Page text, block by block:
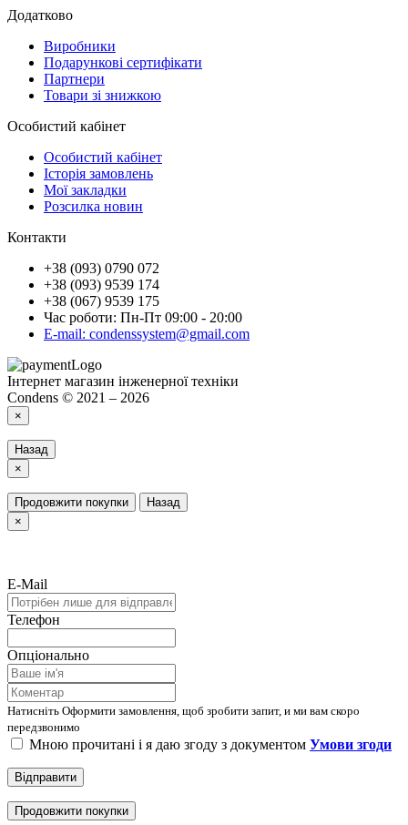
Додатково
Виробники
Подарункові сертифікати
Партнери
Товари зі знижкою
Особистий кабінет
Особистий кабінет
Історія замовлень
Мої закладки
Розсилка новин
Контакти
+38 (093) 0790 072
+38 (093) 9539 174
+38 (067) 9539 175
Час роботи: Пн-Пт 09:00 - 20:00
E-mail: condenssystem@gmail.com
Інтернет магазин інженерної техніки
Condens © 2021 – 2026
×
Назад
×
Продовжити покупки
Назад
×
E-Mail
Телефон
Опціонально
Натисніть Оформити замовлення, щоб зробити запит, и ми вам скоро
передзвонимо
Мною прочитані і я даю згоду з документом Умови згоди
Відправити
Продовжити покупки